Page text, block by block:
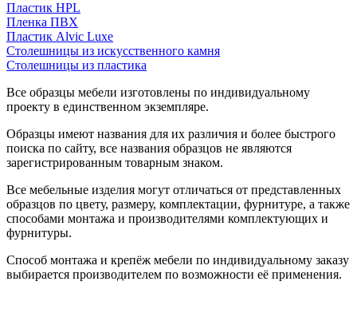
Пластик HPL
Пленка ПВХ
Пластик Alvic Luxe
Столешницы из искусственного камня
Столешницы из пластика
Все образцы мебели изготовлены по индивидуальному
проекту в единственном экземпляре.
Образцы имеют названия для их различия и более быстрого
поиска по сайту, все названия образцов не являются
зарегистрированным товарным знаком.
Все мебельные изделия могут отличаться от представленных
образцов по цвету, размеру, комплектации, фурнитуре, а также
способами монтажа и производителями комплектующих и
фурнитуры.
Способ монтажа и крепёж мебели по индивидуальному заказу
выбирается производителем по возможности её применения.